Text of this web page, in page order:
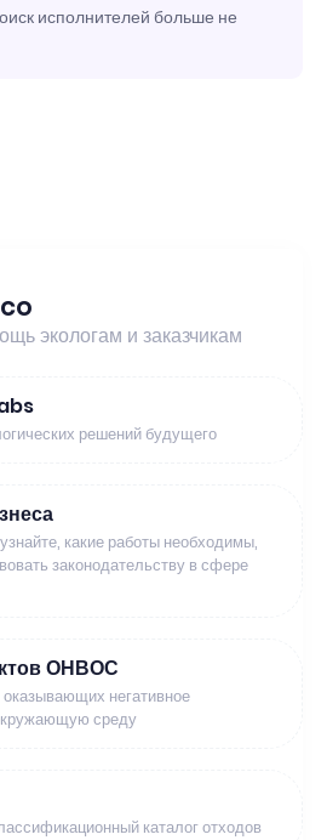
исполнителей больше не
экологам и заказчикам
решений будущего
какие работы необходимы,
законодательству в сфере
ОНВОС
оказывающих негативное
среду
каталог отходов